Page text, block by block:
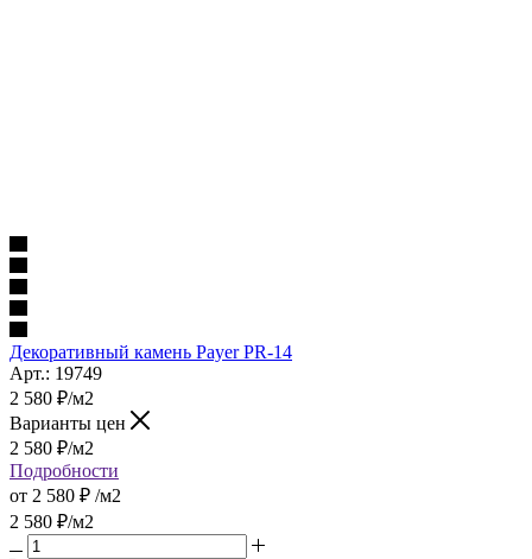
Декоративный камень Payer PR-14
Арт.: 19749
2 580 ₽/м2
Варианты цен
2 580 ₽/м2
Подробности
от 2 580 ₽ /м2
2 580 ₽/м2